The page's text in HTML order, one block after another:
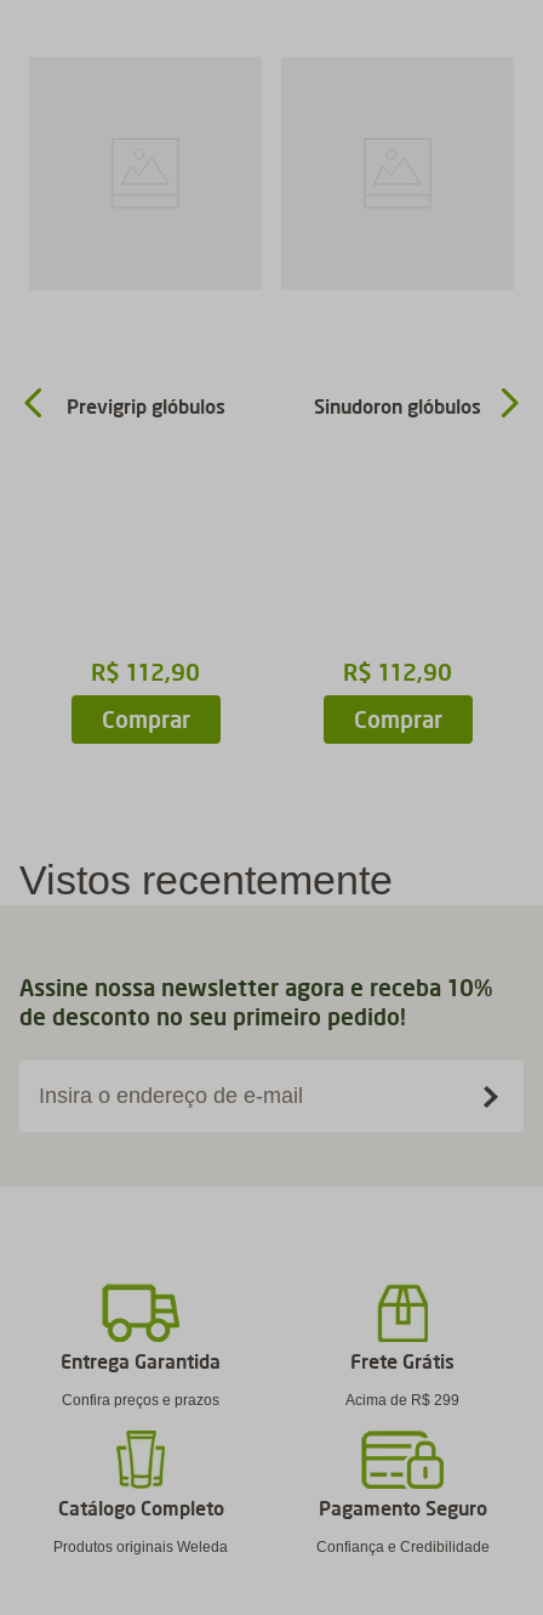
Previgrip glóbulos
R$ 112,90
Comprar
Sinudoron glóbulos
R$ 112,90
Comprar
Vistos recentemente
Assine nossa newsletter agora e receba 10%
de desconto no seu primeiro pedido!
Insira o endereço de e-mail
Entrega Garantida
Confira preços e prazos
Frete Grátis
Acima de R$ 299
Catálogo Completo
Produtos originais Weleda
Pagamento Seguro
Confiança e Credibilidade